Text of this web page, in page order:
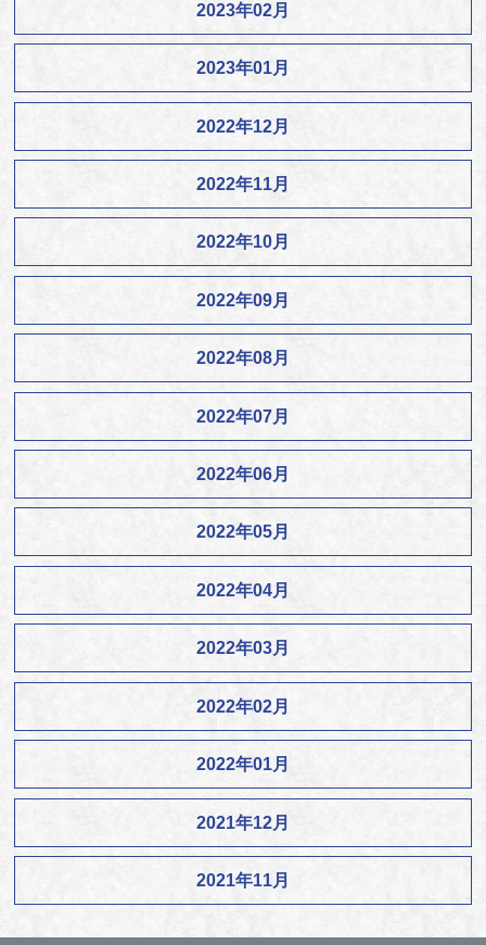
2023年02月
2023年01月
2022年12月
2022年11月
2022年10月
2022年09月
2022年08月
2022年07月
2022年06月
2022年05月
2022年04月
2022年03月
2022年02月
2022年01月
2021年12月
2021年11月